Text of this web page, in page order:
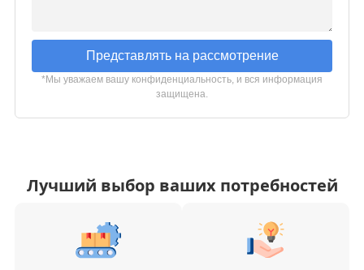
Представлять на рассмотрение
*Мы уважаем вашу конфиденциальность, и вся информация
защищена.
Лучший выбор ваших потребностей